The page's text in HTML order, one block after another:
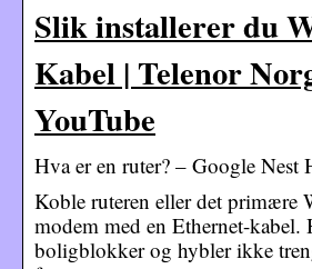
Slik installerer du
Kabel | Telenor
YouTube
Hva er en ruter? – Google Nest
Koble ruteren eller det primære
modem med en Ethernet-kabel.
boligblokker og hybler ikke